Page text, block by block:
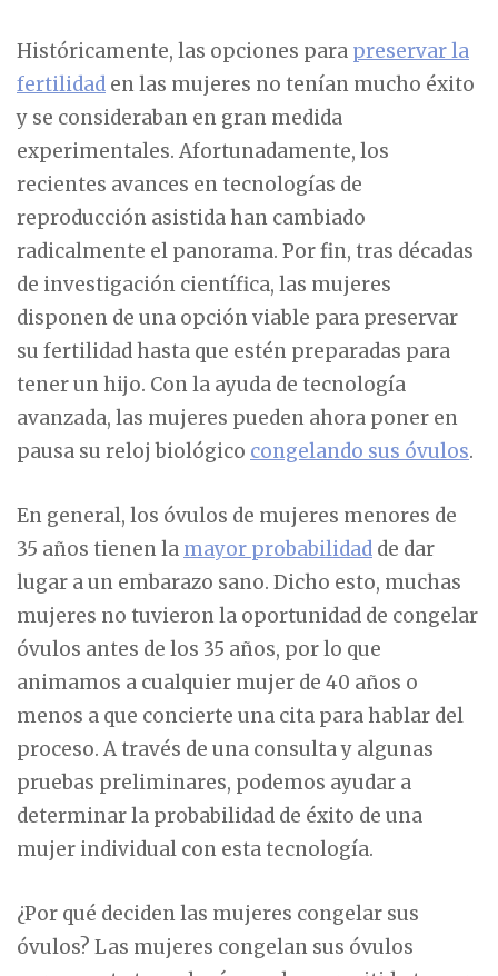
Históricamente, las opciones para preservar la
fertilidad en las mujeres no tenían mucho éxito
y se consideraban en gran medida
experimentales. Afortunadamente, los
recientes avances en tecnologías de
reproducción asistida han cambiado
radicalmente el panorama. Por fin, tras décadas
de investigación científica, las mujeres
disponen de una opción viable para preservar
su fertilidad hasta que estén preparadas para
tener un hijo. Con la ayuda de tecnología
avanzada, las mujeres pueden ahora poner en
pausa su reloj biológico congelando sus óvulos.
En general, los óvulos de mujeres menores de
35 años tienen la mayor probabilidad de dar
lugar a un embarazo sano. Dicho esto, muchas
mujeres no tuvieron la oportunidad de congelar
óvulos antes de los 35 años, por lo que
animamos a cualquier mujer de 40 años o
menos a que concierte una cita para hablar del
proceso. A través de una consulta y algunas
pruebas preliminares, podemos ayudar a
determinar la probabilidad de éxito de una
mujer individual con esta tecnología.
¿Por qué deciden las mujeres congelar sus
óvulos? Las mujeres congelan sus óvulos